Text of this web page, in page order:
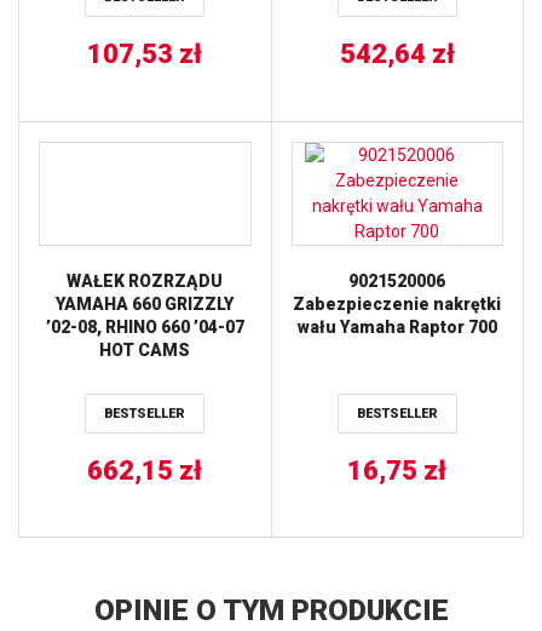
107,53 zł 542,64 zł
WAŁEK ROZRZĄDU
YAMAHA 660 GRIZZLY
’02-08, RHINO 660 ’04-07
HOT CAMS
BESTSELLER
662,15 zł
9021520006
Zabezpieczenie nakrętki
wału Yamaha Raptor 700
BESTSELLER
16,75 zł
OPINIE O TYM PRODUKCIE